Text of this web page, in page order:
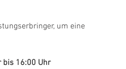
um eine
bis 16:00 Uhr